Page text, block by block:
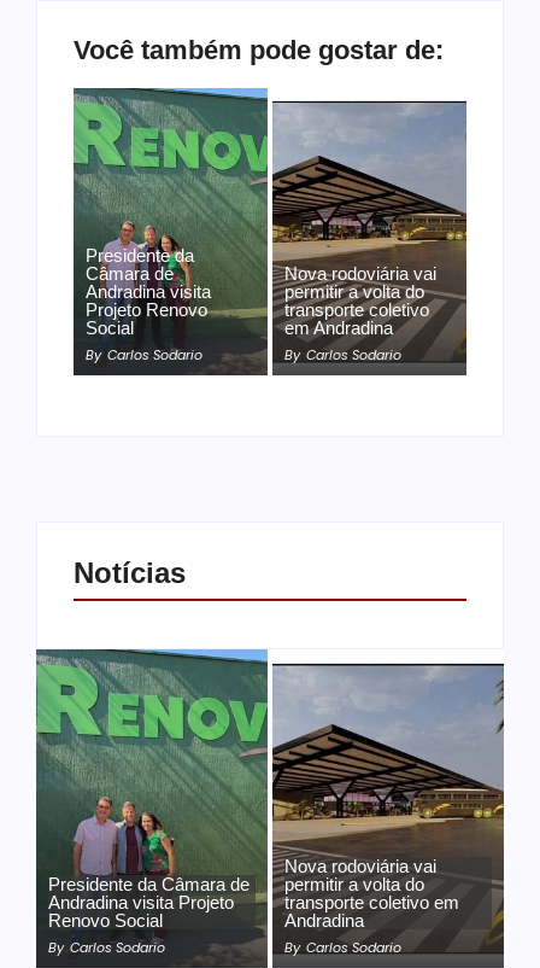
Você também pode gostar de:
Presidente da
Câmara de
Andradina visita
Projeto Renovo
Social
By Carlos Sodario
Nova rodoviária vai
permitir a volta do
transporte coletivo
em Andradina
By Carlos Sodario
Notícias
Presidente da Câmara de
Andradina visita Projeto
Renovo Social
By Carlos Sodario
Nova rodoviária vai
permitir a volta do
transporte coletivo em
Andradina
By Carlos Sodario